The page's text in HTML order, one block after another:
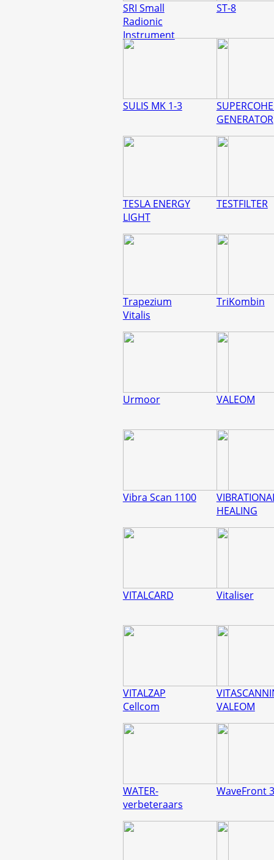
SRI Small
Radionic
Instrument
ST-8
SULIS MK 1-3
GENERATOR
TESLA ENERGY
LIGHT
TESTFILTER
Trapezium
Vitalis
TriKombin
Urmoor VALEOM
Vibra Scan 1100
HEALING
VITALCARD Vitaliser
VITALZAP
Cellcom
VALEOM
WATER-
verbeteraars
WaveFront